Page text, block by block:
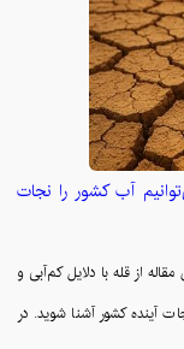
آب کشور را نجات
از قله با دلایل کم‌آبی و
آینده کشور آشنا شوید. در